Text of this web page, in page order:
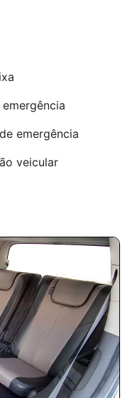
emergência
veicular